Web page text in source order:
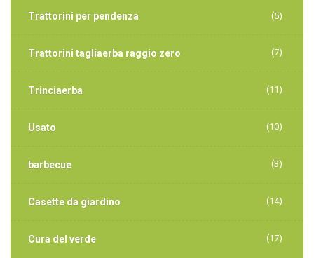
Trattorini per pendenza (5)
Trattorini tagliaerba raggio zero (7)
Trinciaerba (11)
Usato (10)
barbecue (3)
Casette da giardino (14)
Cura del verde (17)